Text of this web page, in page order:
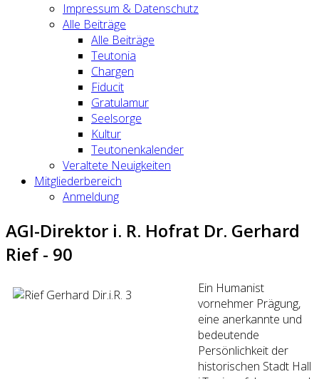
Impressum & Datenschutz
Alle Beiträge
Alle Beiträge
Teutonia
Chargen
Fiducit
Gratulamur
Seelsorge
Kultur
Teutonenkalender
Veraltete Neuigkeiten
Mitgliederbereich
Anmeldung
AGI-Direktor i. R. Hofrat Dr. Gerhard
Rief - 90
Ein Humanist
vornehmer Prägung,
eine anerkannte und
bedeutende
Persönlichkeit der
historischen Stadt Hall